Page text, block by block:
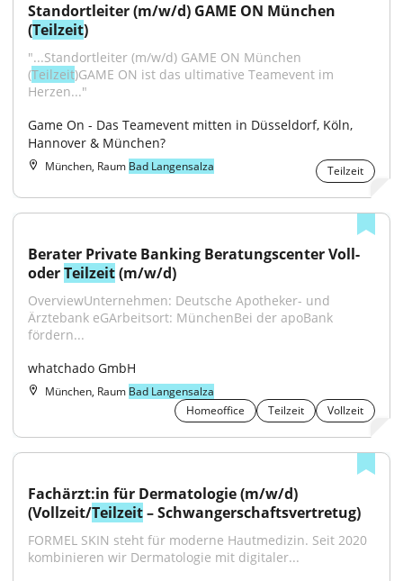
Standortleiter (m/w/d) GAME ON München
(Teilzeit)
"...Standortleiter (m/w/d) GAME ON München
(Teilzeit)GAME ON ist das ultimative Teamevent im
Herzen..."
Game On - Das Teamevent mitten in Düsseldorf, Köln,
Hannover & München?
München, Raum Bad Langensalza Teilzeit
Berater Private Banking Beratungscenter Voll-
oder Teilzeit (m/w/d)
OverviewUnternehmen: Deutsche Apotheker- und
Ärztebank eGArbeitsort: MünchenBei der apoBank
fördern...
whatchado GmbH
München, Raum Bad Langensalza
Homeoffice
Teilzeit Vollzeit
Fachärzt:in für Dermatologie (m/w/d)
(Vollzeit/Teilzeit – Schwangerschaftsvertretug)
FORMEL SKIN steht für moderne Hautmedizin. Seit 2020
kombinieren wir Dermatologie mit digitaler...